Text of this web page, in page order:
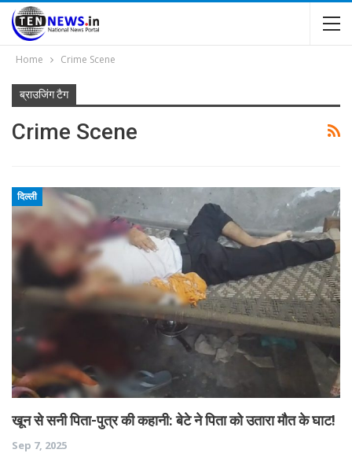
Home Crime Scene
ब्राउजिंग टैग
Crime Scene
दिल्ली
खून से सनी पिता-पुत्र की कहानी: बेटे ने पिता को उतारा मौत के घाट!
Sep 7, 2025